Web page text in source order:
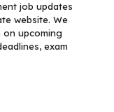
job updates
website. We
upcoming
exam